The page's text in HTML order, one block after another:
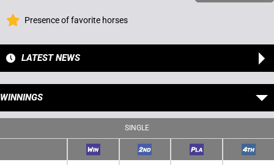
Presence of favorite horses
LATEST NEWS
WINNINGS
SINGLE